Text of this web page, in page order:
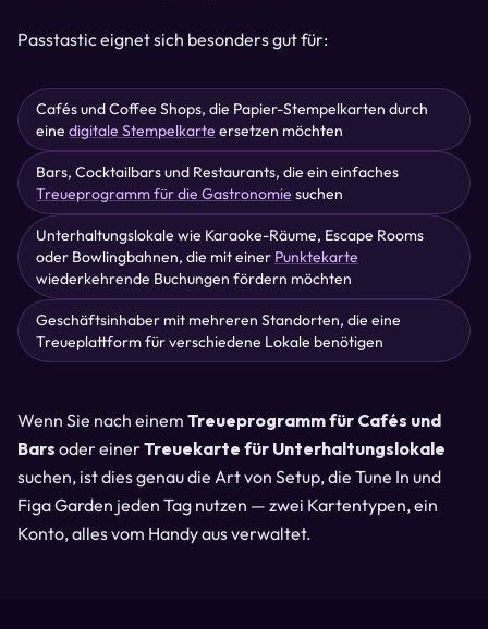
Passtastic eignet sich besonders gut für:
Cafés und Coffee Shops, die Papier-Stempelkarten durch
eine digitale Stempelkarte ersetzen möchten
Bars, Cocktailbars und Restaurants, die ein einfaches
Treueprogramm für die Gastronomie suchen
Unterhaltungslokale wie Karaoke-Räume, Escape Rooms
oder Bowlingbahnen, die mit einer Punktekarte
wiederkehrende Buchungen fördern möchten
Geschäftsinhaber mit mehreren Standorten, die eine
Treueplattform für verschiedene Lokale benötigen
Wenn Sie nach einem Treueprogramm für Cafés und
Bars oder einerTreuekarte für Unterhaltungslokale
suchen, ist dies genau die Art von Setup, die Tune In und
Figa Garden jeden Tag nutzen — zwei Kartentypen, ein
Konto, alles vom Handy aus verwaltet.